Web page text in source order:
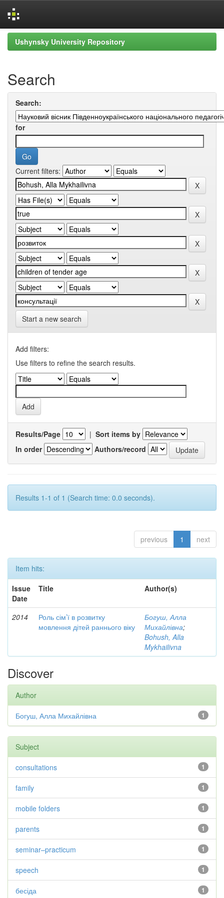
Skip
navigation
Ushynsky University Repository
Search
Search:
for
Current filters:
Start a new search
Add filters:
Use filters to refine the search results.
Results/Page | Sort items by
In order
Authors/record
Results 1-1 of 1 (Search time: 0.0 seconds).
previous 1 next
Item hits:
Issue
Date
Title Author(s)
2014
Роль сім’ї в розвитку
мовлення дітей раннього віку
Богуш, Алла
Михайлівна;
Bohush, Alla
Mykhailivna
Discover
Author
1
Богуш, Алла Михайлівна
Subject
1
consultations
1
family
1
mobile folders
1
parents
1
seminar–practicum
1
speech
1
бесіда